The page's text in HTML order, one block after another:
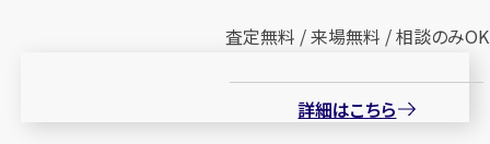
査定無料 / 来場無料 / 相談のみOK
詳細はこちら